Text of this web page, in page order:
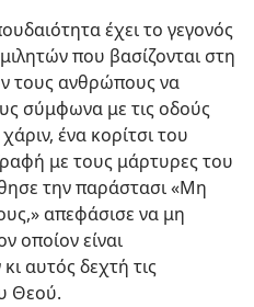
έχει το γεγονός
που βασίζονται στη
τους ανθρώπους να
σύμφωνα με τις οδούς
ένα κορίτσι του
με τους μάρτυρες του
την παράστασι «Μη
απεφάσισε να μη
οποίον είναι
αυτός δεχτή τις
Θεού.